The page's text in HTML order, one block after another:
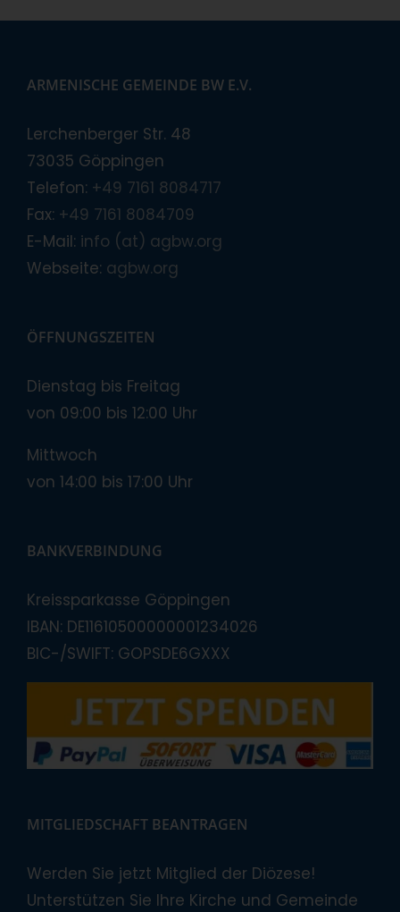
ARMENISCHE GEMEINDE BW E.V.
Lerchenberger Str. 48
73035 Göppingen
Telefon: +49 7161 8084717
Fax: +49 7161 8084709
E-Mail: info (at) agbw.org
Webseite: agbw.org
ÖFFNUNGSZEITEN
Dienstag bis Freitag
von 09:00 bis 12:00 Uhr
Mittwoch
von 14:00 bis 17:00 Uhr
BANKVERBINDUNG
Kreissparkasse Göppingen
IBAN: DE11610500000001234026
BIC-/SWIFT: GOPSDE6GXXX
MITGLIEDSCHAFT BEANTRAGEN
Werden Sie jetzt Mitglied der Diözese!
Unterstützen Sie Ihre Kirche und Gemeinde